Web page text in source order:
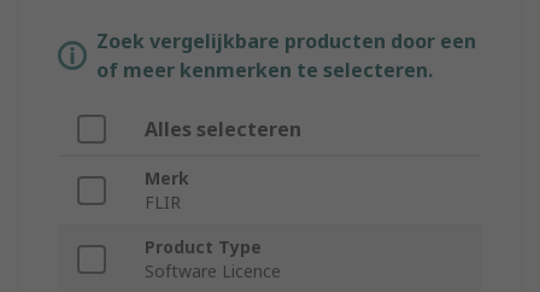
Zoek vergelijkbare producten door een
of meer kenmerken te selecteren.
Alles selecteren
Merk
FLIR
Product Type
Software Licence